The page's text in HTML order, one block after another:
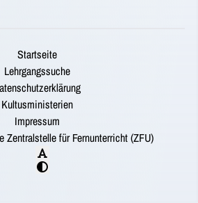
Startseite
Lehrgangssuche
Kultusministerien
Impressum
Zentralstelle für Fernunterricht (ZFU)